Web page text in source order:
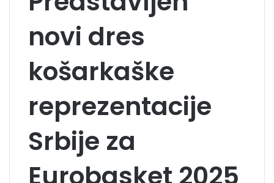
novi dres
košarkaške
reprezentacije
Srbije za
Eurobasket 2025